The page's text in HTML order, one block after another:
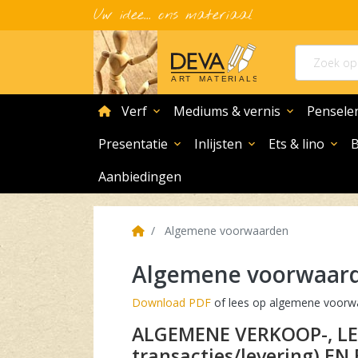
Uw idee... ons materiaal
home
Verf expand_more Mediums & vernis expand_more
Presentatie expand_more Inlijsten expand_more Ets & lino expand_more
Aanbiedingen
HomeAlgemene voorwaarden
Algemene
Download PDF of lees op algemene
ALGEMENE VERKOOP-, LEVERINGS- (inclusief online